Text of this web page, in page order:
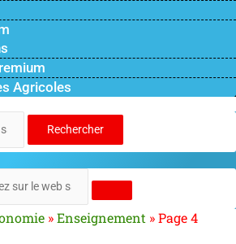
Agricoles
Rechercher
»Enseignement »Page 4